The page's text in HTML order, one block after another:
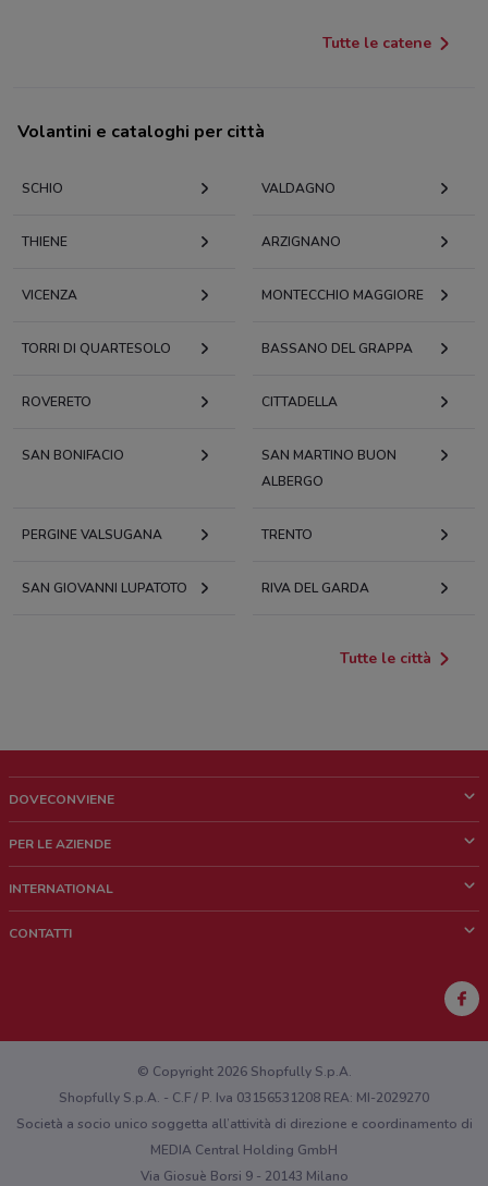
Tutte le catene
Volantini e cataloghi per città
SCHIO VALDAGNO
THIENE ARZIGNANO
VICENZA MONTECCHIO MAGGIORE
TORRI DI QUARTESOLO BASSANO DEL GRAPPA
ROVERETO CITTADELLA
SAN BONIFACIO
SAN MARTINO BUON
ALBERGO
PERGINE VALSUGANA TRENTO
SAN GIOVANNI LUPATOTO RIVA DEL GARDA
Tutte le città
DOVECONVIENE
Chi siamo
Lavora con noi
PER LE AZIENDE
Richieste commerciali e marketing
INTERNATIONAL
CONTATTI
Hai un malfunzionamento sul web o sull'app?
© Copyright 2026 Shopfully S.p.A.
Shopfully S.p.A. - C.F / P. Iva 03156531208 REA: MI-2029270
Società a socio unico soggetta all’attività di direzione e coordinamento di
MEDIA Central Holding GmbH
Via Giosuè Borsi 9 - 20143 Milano